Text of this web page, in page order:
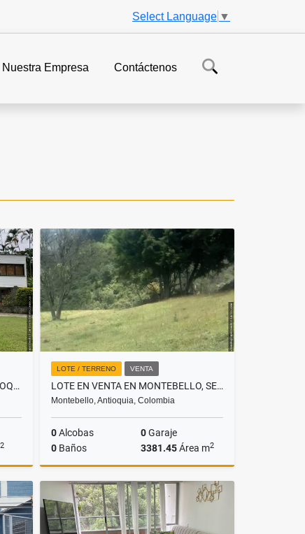
Select Language ▼
Nuestra Empresa Contáctenos
FINCA EN VENTA EN AMAGÁ ANTIOQUIA
2
LOTE / TERRENO VENTA
LOTE EN VENTA EN MONTEBELLO, SECTOR VÍA A LA PINTADA LOTE 9
Montebello, Antioquia, Colombia
0Alcobas 0Garaje
0 Baños 3381.45Área m2
Venta
$243.465.120